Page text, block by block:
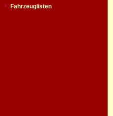
Fahrzeuglisten